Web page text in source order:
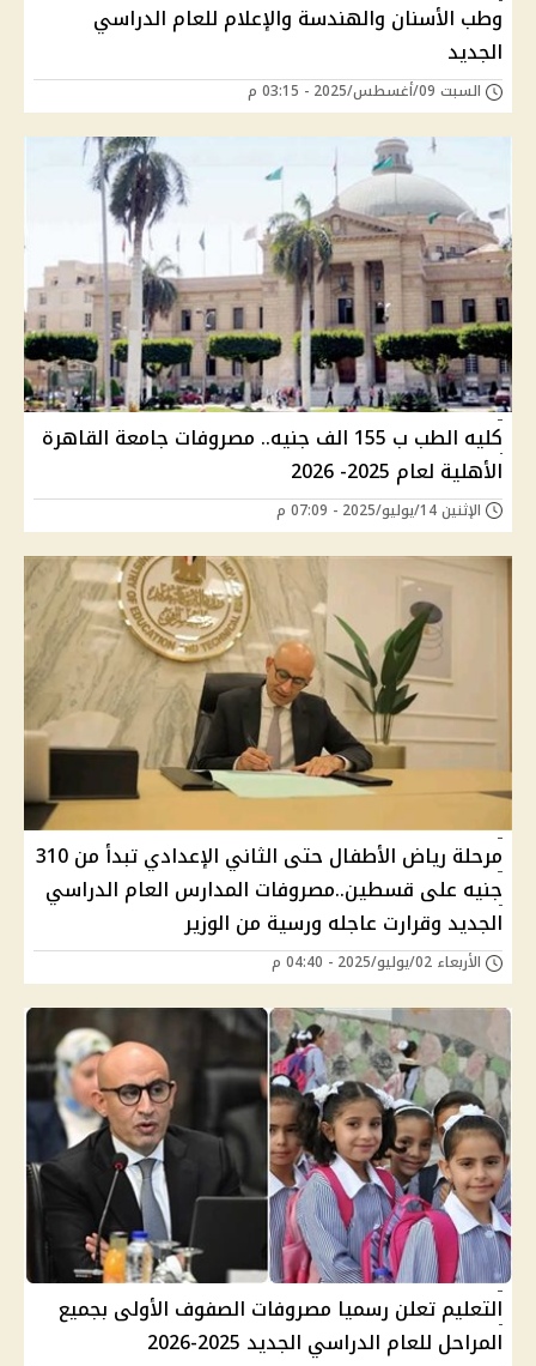
وطب الأسنان والهندسة والإعلام للعام الدراسي
الجديد
السبت 09/أغسطس/2025 - 03:15 م
كليه الطب ب 155 الف جنيه.. مصروفات جامعة القاهرة
الأهلية لعام 2025- 2026
الإثنين 14/يوليو/2025 - 07:09 م
مرحلة رياض الأطفال حتى الثاني الإعدادي تبدأ من 310
جنيه على قسطين..مصروفات المدارس العام الدراسي
الجديد وقرارت عاجله ورسية من الوزير
الأربعاء 02/يوليو/2025 - 04:40 م
التعليم تعلن رسميا مصروفات الصفوف الأولى بجميع
المراحل للعام الدراسي الجديد 2025-2026